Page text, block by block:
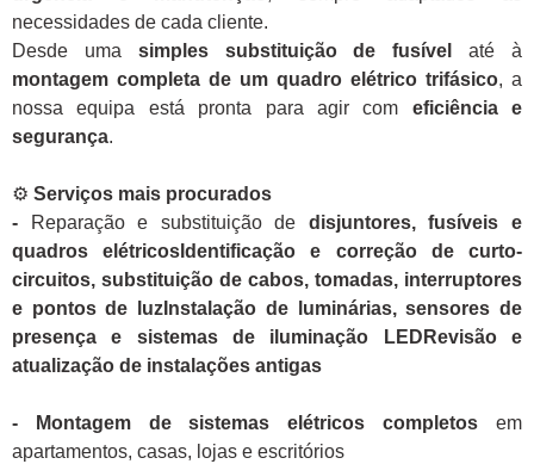
necessidades de cada cliente.
Desde uma simples substituição de fusível
até à
montagem completa de um quadro elétrico trifásico, a
nossa equipa está pronta para agir com eficiência e
segurança.
⚙️ Serviços mais procurados
-
Reparação e substituição de disjuntores, fusíveis e
quadros elétricosIdentificação e correção de curto-
circuitos, substituição de cabos, tomadas, interruptores
e pontos de luzInstalação de luminárias, sensores de
presença e sistemas de iluminação LEDRevisão e
atualização de instalações antigas
- Montagem de sistemas elétricos completos em
apartamentos, casas, lojas e escritórios